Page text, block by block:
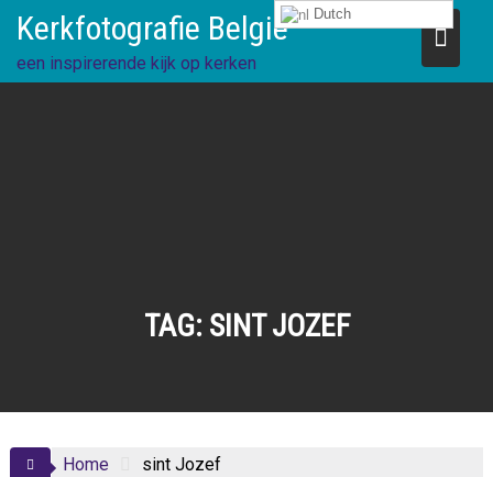
direct
naar
de
Kerkfotografie België
een inspirerende kijk op kerken
TAG: SINT JOZEF
Home sint Jozef
Dutch